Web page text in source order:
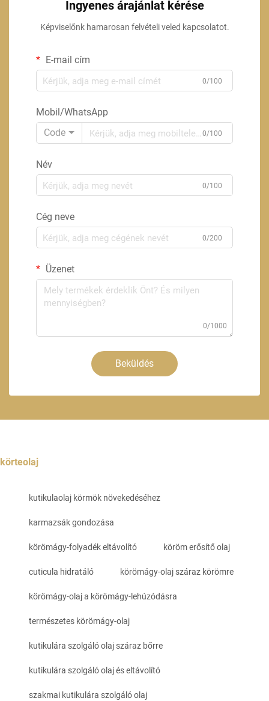
Ingyenes árajánlat kérése
Képviselőnk hamarosan felvételi veled kapcsolatot.
E-mail cím
0/100
Mobil/WhatsApp
Code
0/100
Név
0/100
Cég neve
0/200
Üzenet
0/1000
Beküldés
körteolaj
kutikulaolaj körmök növekedéséhez
karmazsák gondozása
körömágy-folyadék eltávolító köröm erősítő olaj
cuticula hidratáló körömágy-olaj száraz körömre
körömágy-olaj a körömágy-lehúzódásra
természetes körömágy-olaj
kutikulára szolgáló olaj száraz bőrre
kutikulára szolgáló olaj és eltávolító
szakmai kutikulára szolgáló olaj